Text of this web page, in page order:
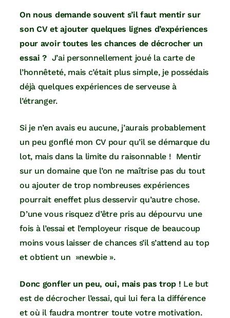
On nous demande souvent s’il faut mentir sur
son CV et ajouter quelques lignes d’expériences
pour avoir toutes les chances de décrocher un
essai ? J’ai personnellement joué la carte de
l’honnêteté, mais c’était plus simple, je possédais
déjà quelques expériences de serveuse à
l’étranger.
Si je n’en avais eu aucune, j’aurais probablement
un peu gonflé mon CV pour qu’il se démarque du
lot, mais dans la limite du raisonnable ! Mentir
sur un domaine que l’on ne maîtrise pas du tout
ou ajouter de trop nombreuses expériences
pourrait eneffet plus desservir qu’autre chose.
D’une vous risquez d’être pris au dépourvu une
fois à l’essai et l’employeur risque de beaucoup
moins vous laisser de chances s’il s’attend au top
et obtient un »newbie ».
Donc gonfler un peu, oui, mais pas trop ! Le but
est de décrocher l’essai, qui lui fera la différence
et où il faudra montrer toute votre motivation.